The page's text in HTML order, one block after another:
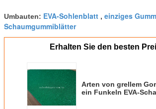
Umbauten: EVA-Sohlenblatt , einziges
Schaumgummiblätter
Erhalten Sie den besten
Arten von grellem
ein Funkeln EVA-